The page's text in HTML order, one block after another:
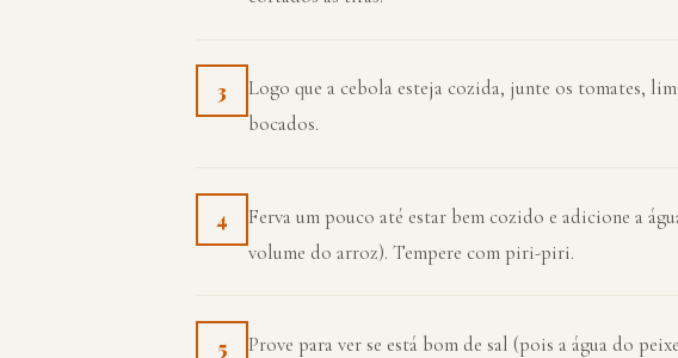
3
Logo que a cebola esteja cozida, junte os tomates,
bocados.
4
Ferva um pouco até estar bem cozido e adicione a
volume do arroz). Tempere com piri-piri.
5
Prove para ver se está bom de sal (pois a água do